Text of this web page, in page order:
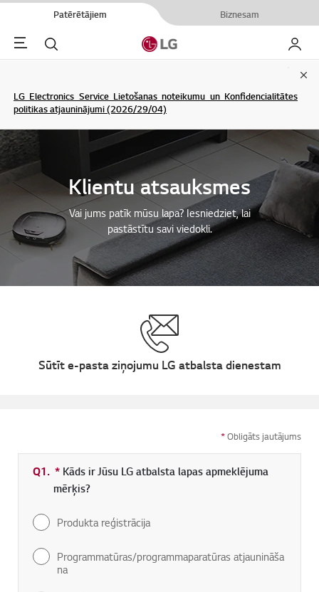
Patērētājiem Biznesam
Menu Meklēt Mans
LG Electronics Service Lietošanas noteikumu un Konfidencialitātes
politikas atjauninājumi (2026/29/04)
Klientu atsauksmes
Vai jums patīk mūsu lapa? Iesniedziet, lai
pastāstītu savi viedokli.
Sūtīt e-pasta ziņojumu LG atbalsta dienestam
*Obligāts jautājums
Q1. * Obligāti aizpildāms lauks
Kāds ir Jūsu LG atbalsta lapas apmeklējuma
mērķis?
Produkta reģistrācija
Programmatūras/programmaparatūras atjaunināša
na